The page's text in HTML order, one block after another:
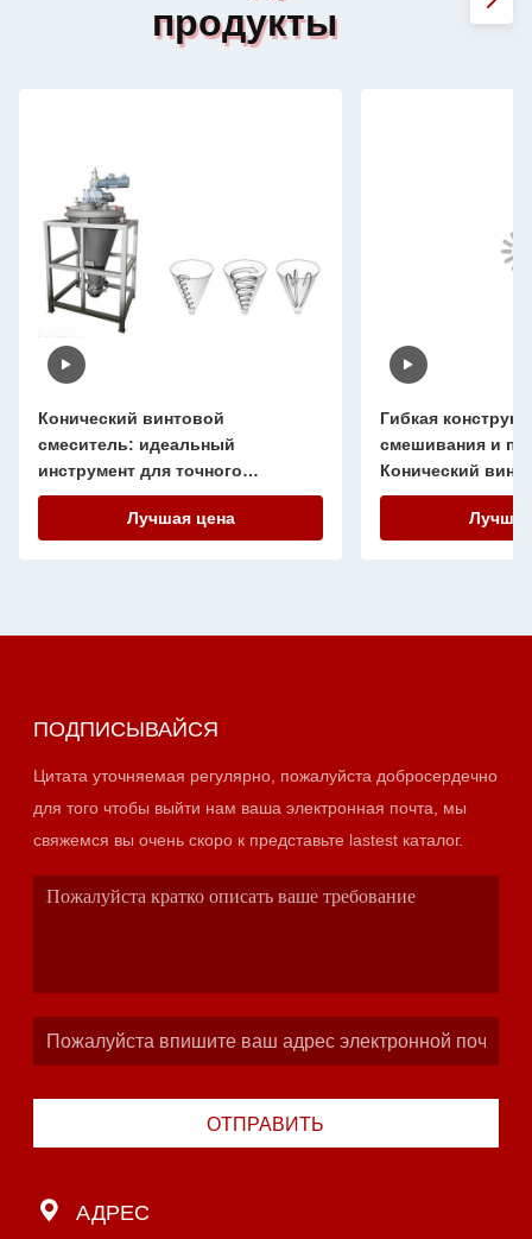
продукты
Конический винтовой
смеситель: идеальный
инструмент для точного
смешивания и смешивания
Лучшая цена
Гибкая
смешивания и
Конический
смешиватель
лабораторного
ПОДПИСЫВАЙСЯ
Цитата уточняемая регулярно, пожалуйста добросердечно
для того чтобы выйти нам ваша электронная почта, мы
свяжемся вы очень скоро к представьте lastest каталог.
ОТПРАВИТЬ
АДРЕС